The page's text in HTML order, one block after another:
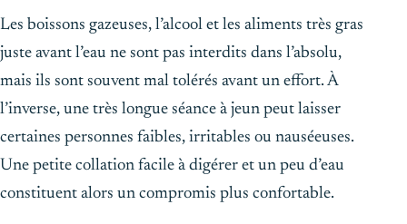
Les boissons gazeuses, l’alcool et les aliments très gras
juste avant l’eau ne sont pas interdits dans l’absolu,
mais ils sont souvent mal tolérés avant un effort. À
l’inverse, une très longue séance à jeun peut laisser
certaines personnes faibles, irritables ou nauséeuses.
Une petite collation facile à digérer et un peu d’eau
constituent alors un compromis plus confortable.